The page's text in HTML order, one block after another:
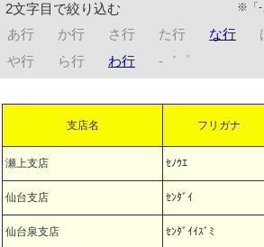
2文字目で絞り込む
※「-
あ行 か行 さ行 た行 な行
や行
ら行 わ行 -゛゜
支店名 フリガナ
瀬上支店 ｾﾉｳｴ
仙台支店 ｾﾝﾀﾞｲ
仙台泉支店 ｾﾝﾀﾞｲｲｽﾞﾐ